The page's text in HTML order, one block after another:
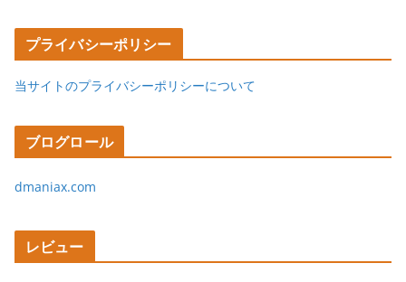
プライバシーポリシー
当サイトのプライバシーポリシーについて
ブログロール
dmaniax.com
レビュー